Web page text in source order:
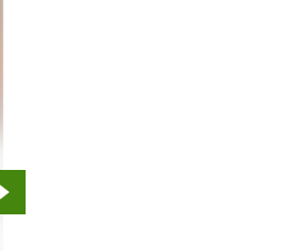
Przejdź do kolejnego zdjęcia.